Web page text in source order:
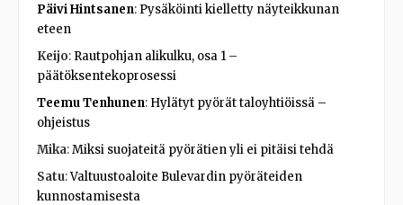
Päivi Hintsanen: Pysäköinti kielletty näyteikkunan
eteen
Keijo: Rautpohjan alikulku, osa 1 –
päätöksentekoprosessi
Teemu Tenhunen: Hylätyt pyörät taloyhtiöissä –
ohjeistus
Mika:Miksi suojateitä pyörätien yli ei pitäisi tehdä
Satu:Valtuustoaloite Bulevardin pyöräteiden
kunnostamisesta